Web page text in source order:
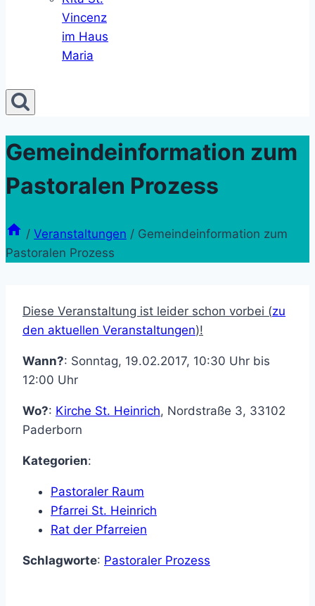
Vincenz
im Haus
Maria
Gemeindeinformation zum
Pastoralen Prozess
/ Veranstaltungen / Gemeindeinformation zum
Pastoralen Prozess
Diese Veranstaltung ist leider schon vorbei (zu
den aktuellen Veranstaltungen)!
Wann?: Sonntag, 19.02.2017, 10:30 Uhr bis
12:00 Uhr
Wo?: Kirche St. Heinrich, Nordstraße 3, 33102
Paderborn
Kategorien:
Pastoraler Raum
Pfarrei St. Heinrich
Rat der Pfarreien
Schlagworte: Pastoraler Prozess